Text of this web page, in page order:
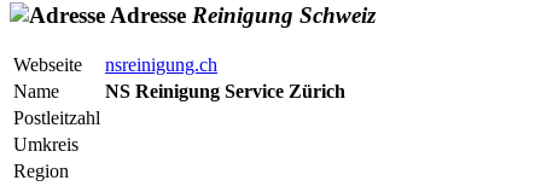
Adresse Reinigung Schweiz
Webseite
nsreinigung.ch
Name
NS Reinigung Service Zürich
Postleitzahl
Umkreis
Region